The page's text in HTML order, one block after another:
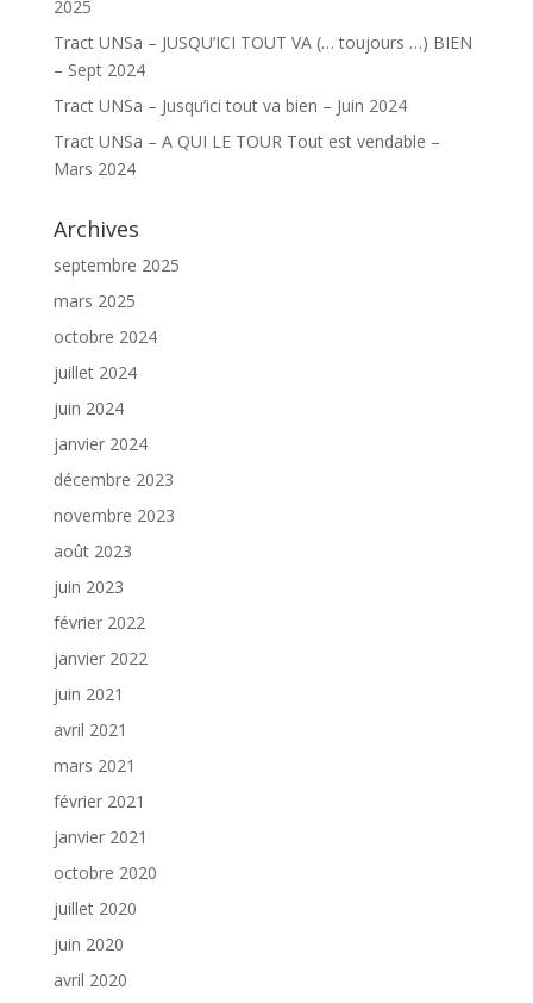
2025
Tract UNSa – JUSQU’ICI TOUT VA (… toujours …) BIEN
– Sept 2024
Tract UNSa – Jusqu’ici tout va bien – Juin 2024
Tract UNSa – A QUI LE TOUR Tout est vendable –
Mars 2024
Archives
septembre 2025
mars 2025
octobre 2024
juillet 2024
juin 2024
janvier 2024
décembre 2023
novembre 2023
août 2023
juin 2023
février 2022
janvier 2022
juin 2021
avril 2021
mars 2021
février 2021
janvier 2021
octobre 2020
juillet 2020
juin 2020
avril 2020